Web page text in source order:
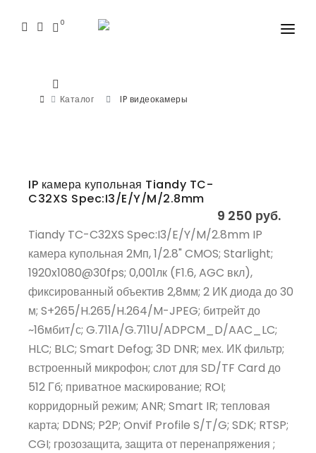
0
СЕМИНАРЫ
КОНТАКТЫ И ГДЕ КУПИТЬ?
БЛОГ
Каталог IP видеокамеры
IP камера купольная Tiandy TC-
C32XS Spec:I3/E/Y/M/2.8mm
9 250 руб.
Tiandy TC-C32XS Spec:I3/E/Y/M/2.8mm IP
камера купольная 2Mп, 1/2.8" CMOS; Starlight;
1920x1080@30fps; 0,001лк (F1.6, AGC вкл),
фиксированный объектив 2,8мм; 2 ИК диода до 30
м; S+265/H.265/H.264/M-JPEG; битрейт до
~16мбит/с; G.711A/G.711U/ADPCM_D/AAC_LC;
HLC; BLC; Smart Defog; 3D DNR; мех. ИК фильтр;
встроенный микрофон; слот для SD/TF Card до
512 Гб; приватное маскирование; ROI;
корридорный режим; ANR; Smart IR; тепловая
карта; DDNS; P2P; Onvif Profile S/T/G; SDK; RTSP;
CGI; грозозащита, защита от перенапряжения ;